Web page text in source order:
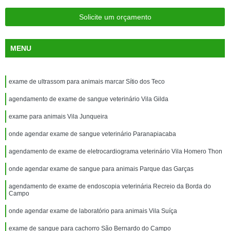
Solicite um orçamento
MENU
exame de ultrassom para animais marcar Sítio dos Teco
agendamento de exame de sangue veterinário Vila Gilda
exame para animais Vila Junqueira
onde agendar exame de sangue veterinário Paranapiacaba
agendamento de exame de eletrocardiograma veterinário Vila Homero Thon
onde agendar exame de sangue para animais Parque das Garças
agendamento de exame de endoscopia veterinária Recreio da Borda do
Campo
onde agendar exame de laboratório para animais Vila Suíça
exame de sangue para cachorro São Bernardo do Campo